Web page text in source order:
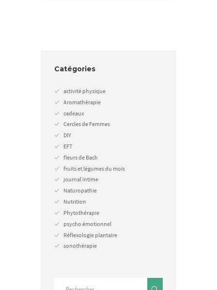
Catégories
activité physique
Aromathérapie
cadeaux
Cercles de Femmes
DIY
EFT
fleurs de Bach
fruits et légumes du mois
journal intime
Naturopathie
Nutrition
Phytothérapie
psycho émotionnel
Réflexologie plantaire
sonothérapie